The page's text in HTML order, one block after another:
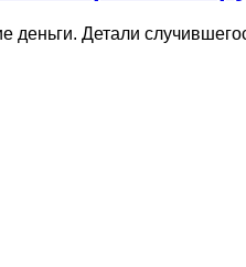
деньги. Детали